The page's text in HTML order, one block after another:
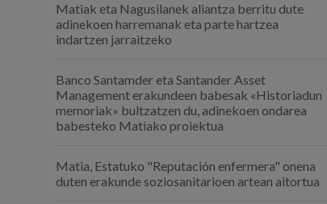
Matiak eta Nagusilanek aliantza berritu dute
adinekoen harremanak eta parte hartzea
indartzen jarraitzeko
Banco Santamder eta Santander Asset
Management erakundeen babesak «Historiadun
memoriak» bultzatzen du, adinekoen ondarea
babesteko Matiako proiektua
Matia, Estatuko "Reputación enfermera" onena
duten erakunde soziosanitarioen artean aitortua